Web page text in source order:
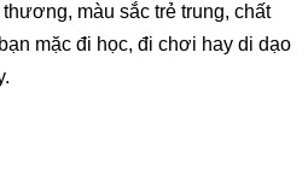
màu sắc trẻ trung, chất
mặc đi học, đi chơi hay di dạo